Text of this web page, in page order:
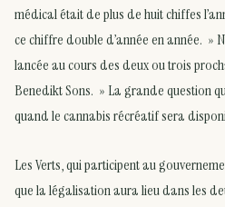
médical était de plus de huit chiffes
ce chiffre double d’année en année. »
lancée au cours des deux ou trois
Benedikt Sons. » La grande question
quand le cannabis récréatif sera
Les Verts, qui participent au
que la légalisation aura lieu dans les